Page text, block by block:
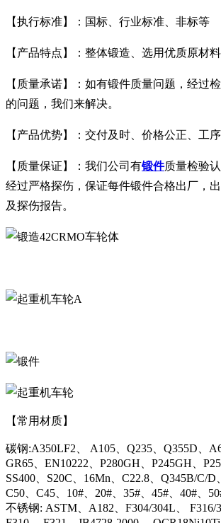
【执行标准】：国标、行业标准、非标等
【产品特点】：整体锻造、选用优质原材
【质量承诺】：如有锻件质量问题，经过
的问题，我们来解决。
【产品优势】：交付及时、价格公正、工
【质量保证】：我们公司有锻件质量检验
经过严格探伤，保证每件锻件合格出厂，
及探伤报告。
A
【常用材质】
碳钢:A350LF2、 A105、Q235、Q355D、
GR65、EN10222、P280GH、P245GH、
SS400、S20C、16Mn、C22.8、Q345B/C/D
C50、C45、10#、20#、35#、45#、40#、
不锈钢: ASTM、A182、F304/304L、 F316/